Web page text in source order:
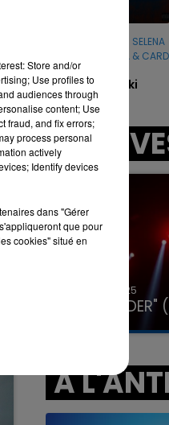
7h00 - 11h00
LA TEAM DE L'ÉTÉ
DJ SNAKE FEAT. SELENA
GOMEZ & OZUNA &
Taki Taki
LES
31 janvier 2025
GIMS "SPIDER"
A
Store and/or
Use profiles to
audiences through
content; Use
fraud, and fix errors;
process personal
actively
Identify devices
dans "Gérer
que pour
cookies" situé en